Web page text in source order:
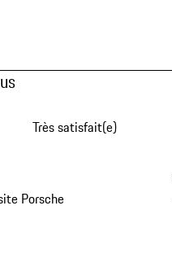
Très satisfait(e)
Porsche